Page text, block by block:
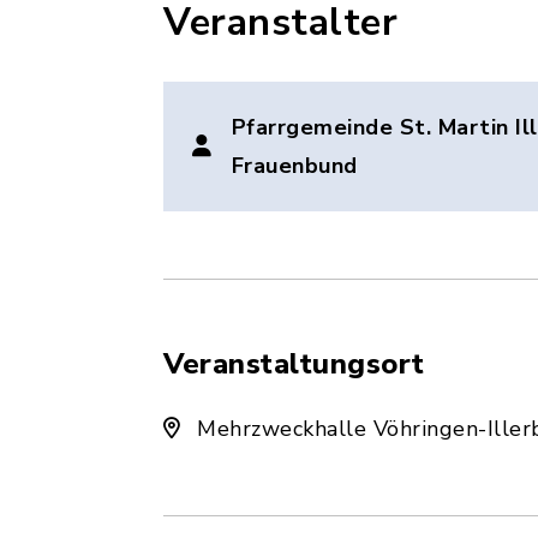
Veranstalter
Pfarrgemeinde St. Martin
Frauenbund
Veranstaltungsort
Mehrzweckhalle Vöhringen-